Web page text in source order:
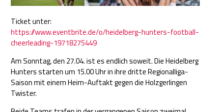
Ticket unter:
https://www.eventbrite.de/o/heidelberg-hunters-football-
cheerleading-19718275449
Am Sonntag, den 27.04. ist es endlich soweit. Die Heidelberg
Hunters starten um 15.00 Uhr in ihre dritte Regionalliga-
Saison mit einem Heim-Auftakt gegen die Holzgerlingen
Twister.